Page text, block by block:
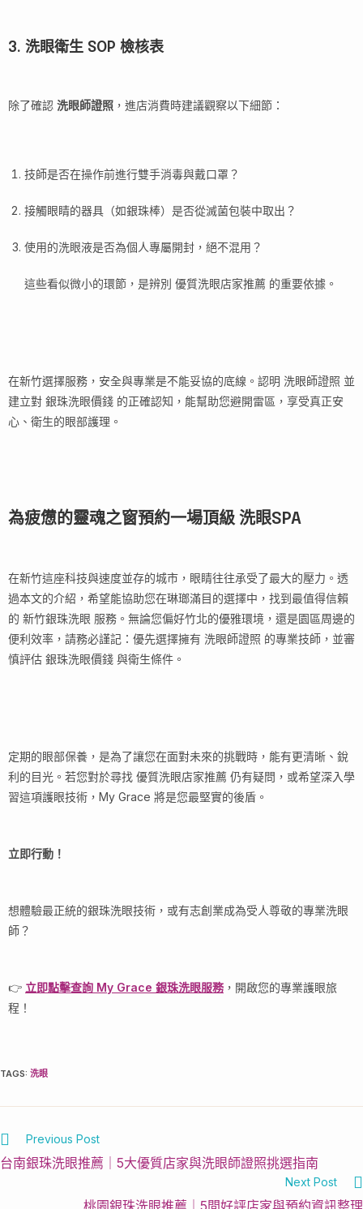
3. 洗眼衛生 SOP 檢核表
除了確認 洗眼師證照 ，進店消費時建議觀察以下細節：
技師是否在操作前進行雙手消毒與戴口罩？
接觸眼睛的器具（如銀珠棒）是否從滅菌包裝中取出？
使用的洗眼液是否為個人專屬開封，絕不混用？
這些看似微小的環節，是辨別 優質洗眼店家推薦 的重要依據。
在新竹選擇服務，安全與專業是不能妥協的底線。認明 洗眼師證照 並
建立對 銀珠洗眼價錢 的正確認知，能幫助您避開雷區，享受真正安
心、衛生的眼部護理。
為疲憊的靈魂之窗預約一場頂級 洗眼SPA
在新竹這座科技與速度並存的城市，眼睛往往承受了最大的壓力。透
過本文的介紹，希望能協助您在琳瑯滿目的選擇中，找到最值得信賴
的 新竹銀珠洗眼 服務。無論您偏好竹北的優雅環境，還是園區周邊的
便利效率，請務必謹記：優先選擇擁有 洗眼師證照 的專業技師，並審
慎評估 銀珠洗眼價錢 與衛生條件。
定期的眼部保養，是為了讓您在面對未來的挑戰時，能有更清晰、銳
利的目光。若您對於尋找 優質洗眼店家推薦 仍有疑問，或希望深入學
習這項護眼技術，My Grace 將是您最堅實的後盾。
立即行動！
想體驗最正統的銀珠洗眼技術，或有志創業成為受人尊敬的專業洗眼
師？
👉 立即點擊查詢 My Grace 銀珠洗眼服務 ，開啟您的專業護眼旅
程！
TAGS: 洗眼
Previous Post
台南銀珠洗眼推薦｜5大優質店家與洗眼師證照挑選指南
Next Post